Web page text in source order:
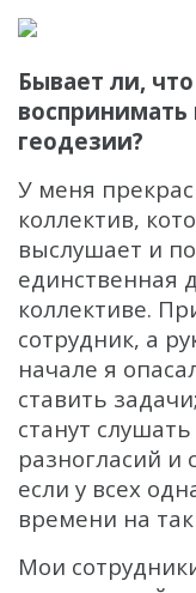
Бывает ли,
воспринимать
геодезии?
У меня
коллектив,
выслушает и
единственная
коллективе.
сотрудник, а
начале я
ставить
станут
разногласий и
если у всех
времени на
Мои